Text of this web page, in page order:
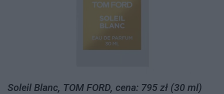
Soleil Blanc, TOM FORD, cena: 795 zł (30 ml)